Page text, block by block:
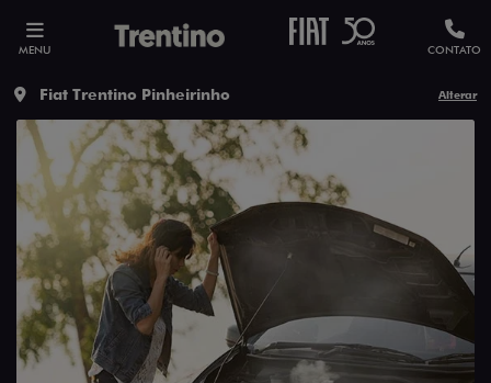
MENU CONTATO
Fiat Trentino Pinheirinho Alterar